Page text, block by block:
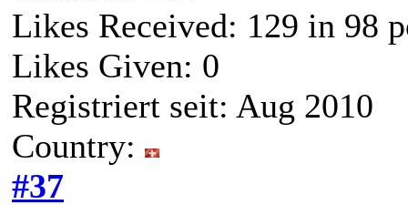
Likes Received: 129 in 98
Likes Given: 0
Registriert seit: Aug 2010
Country:
#37